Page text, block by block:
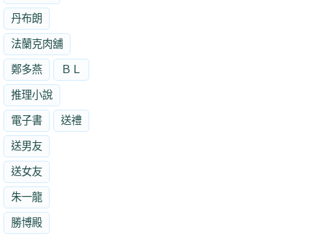
丹布朗
法蘭克肉舖
鄭多燕 ＢＬ
推理小說
電子書 送禮
送男友
送女友
朱一龍
勝博殿